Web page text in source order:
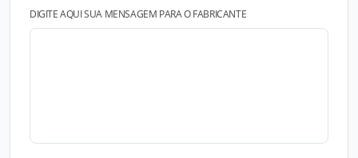
DIGITE AQUI SUA MENSAGEM PARA O FABRICANTE